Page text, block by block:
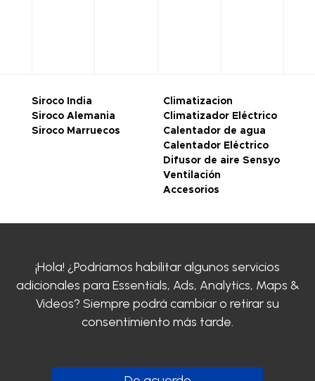
Siroco India
Siroco Alemania
Siroco Marruecos
Climatizacion
Climatizador Eléctrico
Calentador de agua
Calentador Eléctrico
Difusor de aire Sensyo
Ventilación
Accesorios
Politique de
confidentialité
Certificaciones
¡Hola! ¿Podríamos habilitar algunos servicios
adicionales para Essentials, Ads, Analytics, Maps &
Videos? Siempre podrá cambiar o retirar su
consentimiento más tarde.